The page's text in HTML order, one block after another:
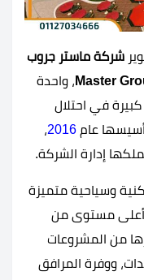
شركة ماستر جروب
، واحدة
في احتلال
عام 2016،
إدارة الشركة.
وسياحية متميزة
أعلى مستوى من
من المشروعات
ووفرة المرافق